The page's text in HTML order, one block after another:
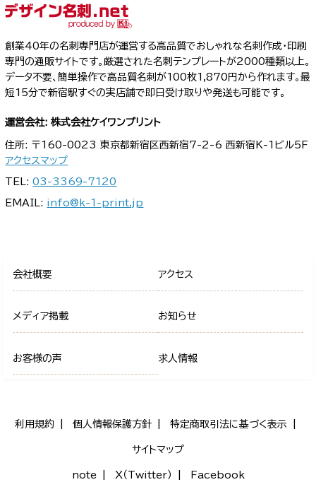
創業40年の名刺専門店が運営する高品質でおしゃれな名刺作成・印刷
専門の通販サイトです。厳選された名刺テンプレートが2000種類以上。
データ不要、簡単操作で高品質名刺が100枚1,870円から作れます。最
短15分で新宿駅すぐの実店舗で即日受け取りや発送も可能です。
運営会社: 株式会社ケイワンプリント
住所: 〒160-0023 東京都新宿区西新宿7-2-6 西新宿K-1ビル5F
アクセスマップ
TEL:03-3369-7120
EMAIL: info@k-1-print.jp
会社概要 アクセス
メディア掲載 お知らせ
お客様の声 求人情報
利用規約 個人情報保護方針 特定商取引法に基づく表示
サイトマップ
note X（Twitter） Facebook